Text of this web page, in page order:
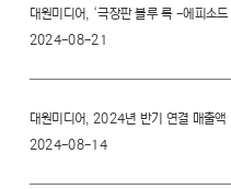
대원미디어, ‘극장판 블루 록 -에피소
2024-08-21
대원미디어, 2024년 반기 연결 매출
2024-08-14